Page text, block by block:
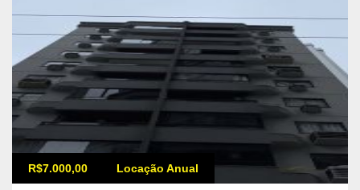
R$7.000,00 Locação Anual